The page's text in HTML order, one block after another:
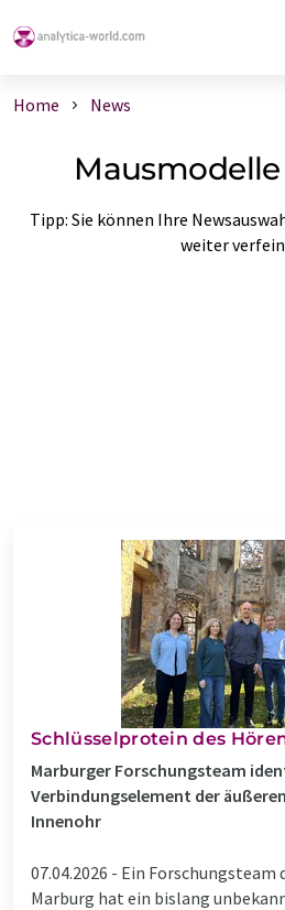
Home News
Tipp: Sie können Ihre
weiter
Schlüsselprotein des
Marburger Forschungsteam
Verbindungselement der
Innenohr
07.04.2026 - Ein
Marburg hat ein bislang